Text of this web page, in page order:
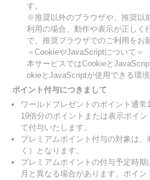
す。
※推奨以外のブラウザや、推奨以
利用の場合、動作や表示が正しく
で、推奨ブラウザでのご利用をお
＜CookieやJavaScriptについて＞
本サービスではCookieと
okieとJavaScriptが使用できる環境
ポイント付与につきまして
ワールドプレゼントのポイント通
19倍分のポイントまたは表示ポイ
て付与いたします。
プレミアムポイント付与の対象は
く）となります。
プレミアムポイントの付与予定時
月と異なる場合があります。ポイ